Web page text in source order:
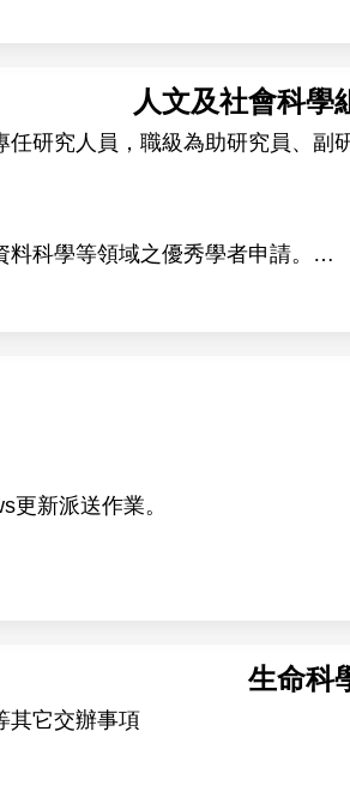
人文及社會科學
研究人員，職級為助研究員、副
科學等領域之優秀學者申請。
新派送作業。
生命科
其它交辦事項